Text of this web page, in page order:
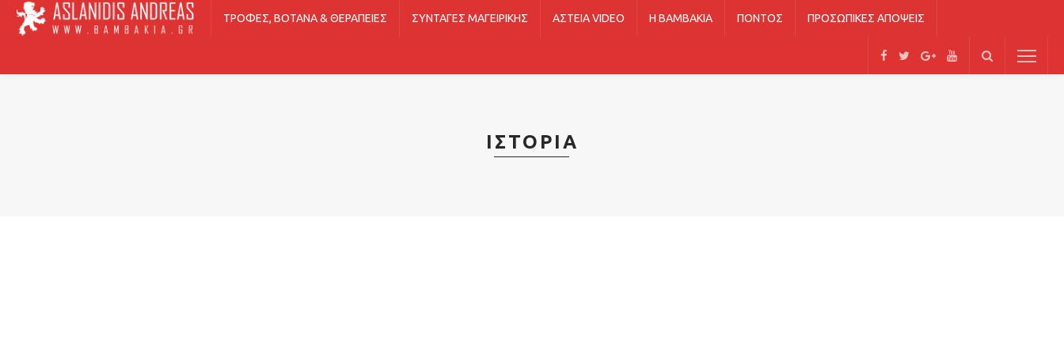
ΤΡΟΦΈΣ, ΒΌΤΑΝΑ & ΘΕΡΑΠΕΊΕΣ ΣΥΝΤΑΓΈΣ ΜΑΓΕΙΡΙΚΉΣ ΑΣΤΕΊΑ VIDEO Η ΒΑΜΒΑΚΙΆ ΠΌΝΤΟΣ ΠΡΟΣΩΠΙΚΈΣ ΑΠΌΨΕΙΣ
ΙΣΤΟΡΊΑ